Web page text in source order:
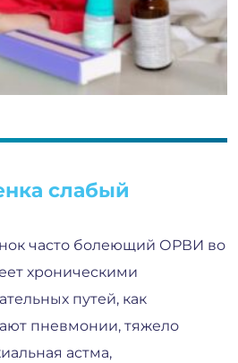
слабый
часто болеющий ОРВИ во
хроническими
путей, как
пневмонии, тяжело
астма,